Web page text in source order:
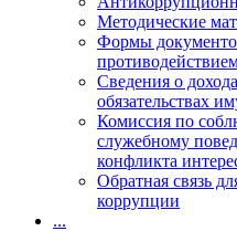
Методические
Формы
Сведения о
обязательствах
Комиссия по
служебному
конфликта
Обратная связь
коррупции
...